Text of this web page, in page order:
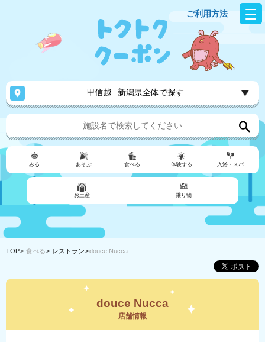
ご利用方法
甲信越 新潟県全体で探す
みる あそぶ 食べる 体験する 入浴・スパ
お土産 乗り物
TOP 食べる レストラン douce Nucca
douce Nucca
店舗情報